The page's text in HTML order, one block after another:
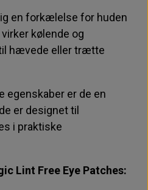
en forkælelse for huden
kølende og
hævede eller trætte
egenskaber er de en
er designet til
i praktiske
Lint Free Eye Patches: